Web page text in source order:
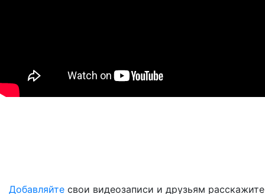
Добавляйте свои видеозаписи и друзьям